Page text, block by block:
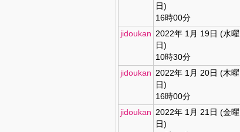
日)
16時00分
jidoukan 2022年 1月 19日 (水曜
日)
10時30分
jidoukan 2022年 1月 20日 (木曜
日)
16時00分
jidoukan 2022年 1月 21日 (金曜
日)